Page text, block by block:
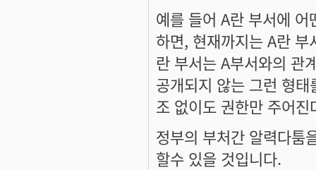
예를 들어 A란 부서에
하면, 현재까지는 A란
란 부서는 A부서와의 관
공개되지 않는 그런 형
조 없이도 권한만 주어
정부의 부처간 알력다툼
할수 있을 것입니다.